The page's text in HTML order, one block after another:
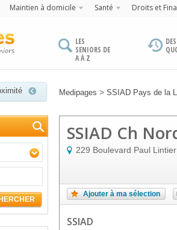
Maintien à domicile Santé Droits et
LES
SENIORS DE
A À Z
Medipages > SSIAD Pays de la
SSIAD Ch
229 Boulevard Paul Lintier
Ajouter à ma sélection
SSIAD